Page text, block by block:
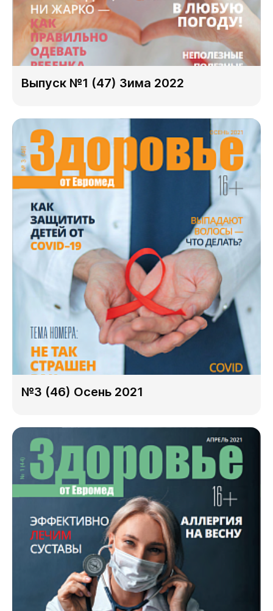
Выпуск №1 (47) Зима 2022
№3 (46) Осень 2021